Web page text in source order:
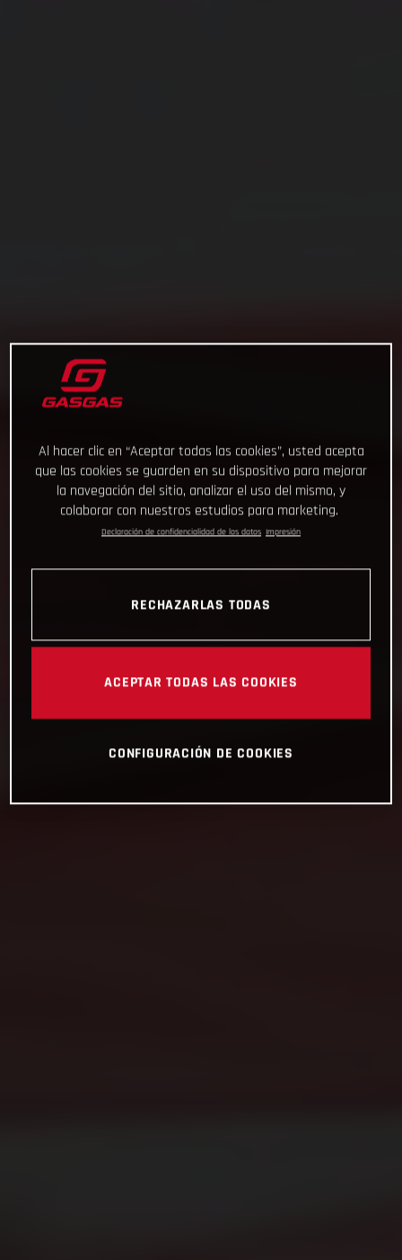
Al hacer clic en “Aceptar todas las cookies”, usted acepta
que las cookies se guarden en su dispositivo para mejorar
la navegación del sitio, analizar el uso del mismo, y
colaborar con nuestros estudios para marketing.
Declaración de confidencialidad de los datos Impresión
RECHAZARLAS TODAS
ACEPTAR TODAS LAS COOKIES
CONFIGURACIÓN DE COOKIES